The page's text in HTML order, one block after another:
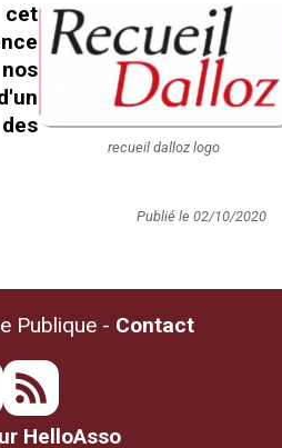
cet
recueil dalloz logo
Publié le 02/10/2020
Publique - Contact
HelloAsso